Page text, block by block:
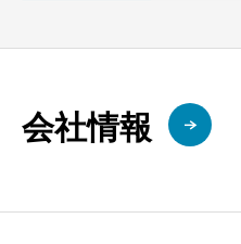
会社情報